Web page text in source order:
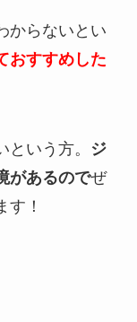
からないとい
おすすめした
いう方。
ジ
があるのでぜ
す！